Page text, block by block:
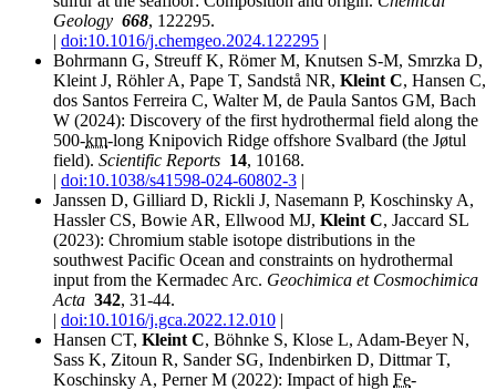
Geology 668, 122295.
| doi:10.1016/j.chemgeo.2024.122295 |
Bohrmann G, Streuff K, Römer M, Knutsen S-M, Smrzka D,
Kleint J, Röhler A, Pape T, Sandstå NR, Kleint C, Hansen C,
dos Santos Ferreira C, Walter M, de Paula Santos GM, Bach
W (2024): Discovery of the first hydrothermal field along the
500-km-long Knipovich Ridge offshore Svalbard (the Jøtul
field). Scientific Reports 14, 10168.
| doi:10.1038/s41598-024-60802-3 |
Janssen D, Gilliard D, Rickli J, Nasemann P, Koschinsky A,
HasslerCS, Bowie AR, Ellwood MJ, Kleint C, Jaccard SL
(2023): Chromium stable isotope distributions in the
southwest Pacific Ocean and constraints on hydrothermal
input from the Kermadec Arc. Geochimica et Cosmochimica
Acta 342, 31-44.
| doi:10.1016/j.gca.2022.12.010 |
Hansen CT, Kleint C, Böhnke S, Klose L, Adam‐Beyer N,
Sass K, Zitoun R, Sander SG, Indenbirken D, Dittmar T,
Koschinsky A, Perner M (2022): Impact of high Fe‐